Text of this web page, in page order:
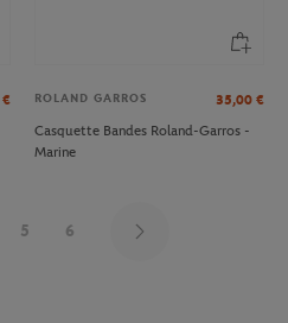
€
ROLAND GARROS 35,00 €
Casquette Bandes Roland-Garros -
Marine
5 6